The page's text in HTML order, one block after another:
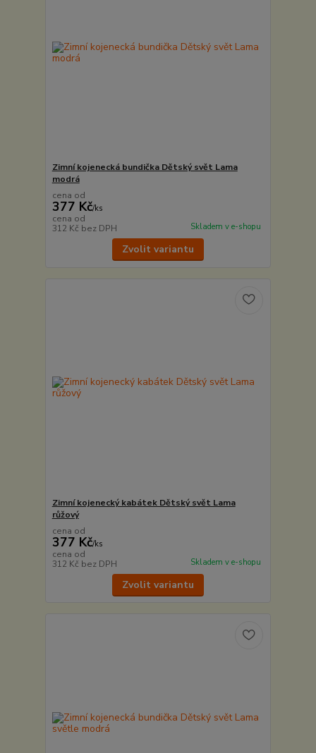
Zimní kojenecká bundička Dětský svět Lama
modrá
cena od
377 Kč/ks
cena od
312 Kč bez DPH Skladem v e-shopu
Zvolit variantu
Zimní kojenecký kabátek Dětský svět Lama
růžový
cena od
377 Kč/ks
cena od
312 Kč bez DPH Skladem v e-shopu
Zvolit variantu